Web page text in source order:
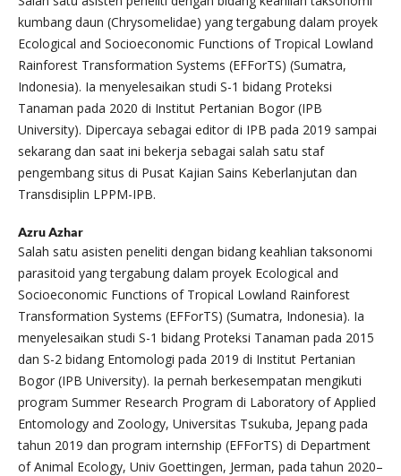
kumbang daun (Chrysomelidae) yang tergabung dalam proyek
Ecological and Socioeconomic Functions of Tropical Lowland
Rainforest Transformation Systems (EFForTS) (Sumatra,
Indonesia). Ia menyelesaikan studi S-1 bidang Proteksi
Tanaman pada 2020 di Institut Pertanian Bogor (IPB
University). Dipercaya sebagai editor di IPB pada 2019 sampai
sekarang dan saat ini bekerja sebagai salah satu staf
pengembang situs di Pusat Kajian Sains Keberlanjutan dan
Transdisiplin LPPM-IPB.
Azru Azhar
Salah satu asisten peneliti dengan bidang keahlian taksonomi
parasitoid yang tergabung dalam proyek Ecological and
Socioeconomic Functions of Tropical Lowland Rainforest
Transformation Systems (EFForTS) (Sumatra, Indonesia). Ia
menyelesaikan studi S-1 bidang Proteksi Tanaman pada 2015
dan S-2 bidang Entomologi pada 2019 di Institut Pertanian
Bogor (IPB University). Ia pernah berkesempatan mengikuti
program Summer Research Program di Laboratory of Applied
Entomology and Zoology, Universitas Tsukuba, Jepang pada
tahun 2019 dan program internship (EFForTS) di Department
of Animal Ecology, Univ Goettingen, Jerman, pada tahun 2020–